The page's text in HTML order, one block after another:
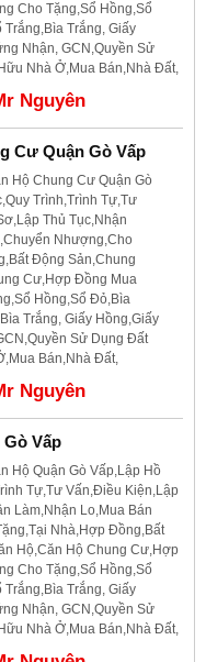
Cho Tặng,Sổ Hồng,Sổ
Trắng, Giấy
Nhận, GCN,Quyền Sử
Nhà Ở,Mua Bán,Nhà Đất,
Nguyên
Cư Quận Gò Vấp
Hộ Chung Cư Quận Gò
Trình,Trình Tự,Tư
Thủ Tục,Nhận
Nhượng,Cho
Động Sản,Chung
Cư,Hợp Đồng Mua
Hồng,Sổ Đỏ,Bìa
Trắng, Giấy Hồng,Giấy
Sử Dụng Đất
Bán,Nhà Đất,
Nguyên
Gò Vấp
Hộ Quận Gò Vấp,Lập Hồ
Tự,Tư Vấn,Điều Kiện,Lập
Làm,Nhận Lo,Mua Bán
Nhà,Hợp Đồng,Bất
Hộ,Căn Hộ Chung Cư,Hợp
Cho Tặng,Sổ Hồng,Sổ
Trắng, Giấy
Nhận, GCN,Quyền Sử
Nhà Ở,Mua Bán,Nhà Đất,